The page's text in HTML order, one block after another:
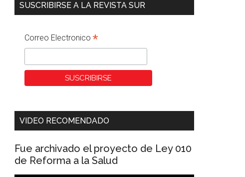
SUSCRIBIRSE A LA REVISTA SUR
Correo Electronico *
VIDEO RECOMENDADO
Fue archivado el proyecto de Ley 010
de Reforma a la Salud